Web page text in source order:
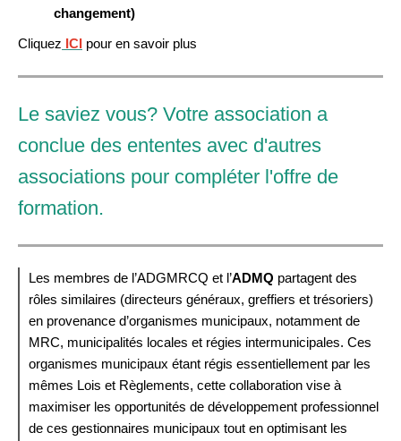
changement)
Cliquez ICI pour en savoir plus
Le saviez vous? Votre association a
conclue des ententes avec d'autres
associations pour compléter l'offre de
formation.
Les membres de l’ADGMRCQ et l’ADMQ partagent des
rôles similaires (directeurs généraux, greffiers et trésoriers)
en provenance d’organismes municipaux, notamment de
MRC, municipalités locales et régies intermunicipales. Ces
organismes municipaux étant régis essentiellement par les
mêmes Lois et Règlements, cette collaboration vise à
maximiser les opportunités de développement professionnel
de ces gestionnaires municipaux tout en optimisant les